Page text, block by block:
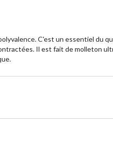
C'est un essentiel du
Il est fait de molleton